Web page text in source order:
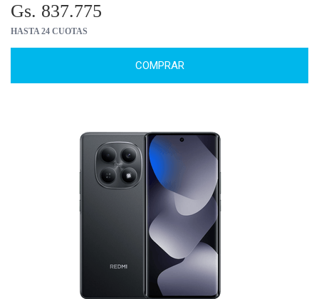
Gs. 837.775
HASTA 24 CUOTAS
COMPRAR